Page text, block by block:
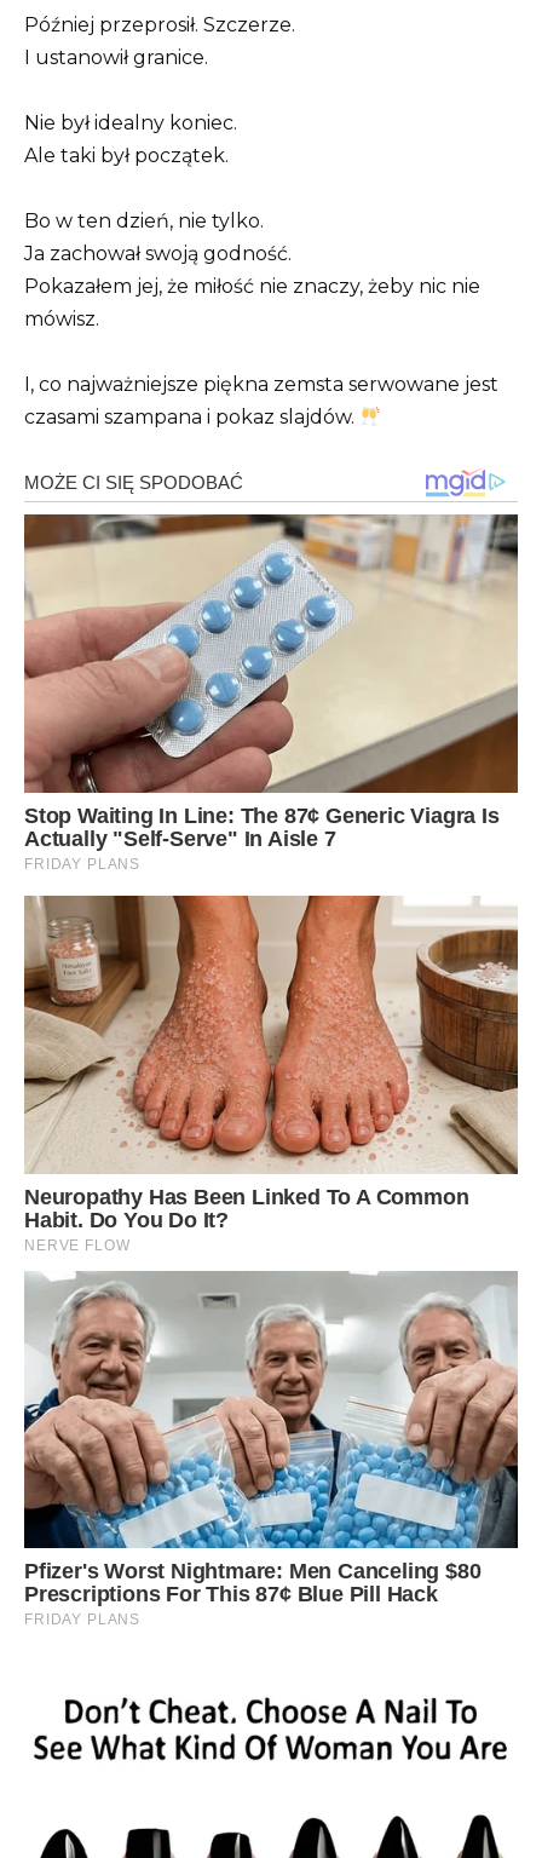
Później przeprosił. Szczerze.
I ustanowił granice.
Nie był idealny koniec.
Ale taki był początek.
Bo w ten dzień, nie tylko.
Ja zachował swoją godność.
Pokazałem jej, że miłość nie znaczy, żeby nic nie
mówisz.
I, co najważniejsze piękna zemsta serwowane jest
czasami szampana i pokaz slajdów.